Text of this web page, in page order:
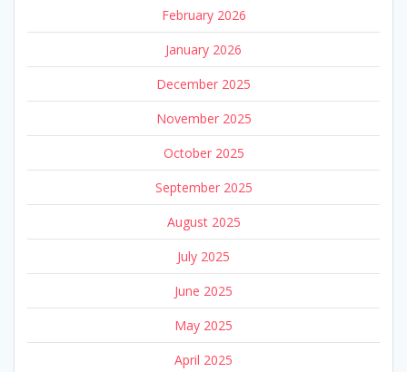
February 2026
January 2026
December 2025
November 2025
October 2025
September 2025
August 2025
July 2025
June 2025
May 2025
April 2025